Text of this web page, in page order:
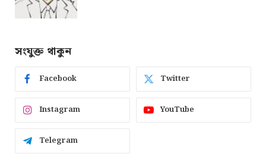
সংযুক্ত থাকুন
Facebook Twitter
Instagram YouTube
Telegram